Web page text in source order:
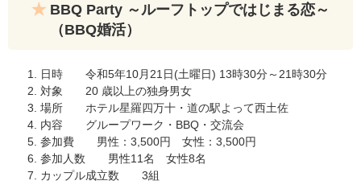
BBQ Party ～ルーフトップではじまる恋～
（BBQ婚活）
日時 令和5年10月21日(土曜日) 13時30分～21時30分
対象 20 歳以上の独身男女
場所 ホテル星羅四万十・道の駅よって西土佐
内容 グループワーク・BBQ・交流会
参加費 男性：3,500円 女性：3,500円
参加人数 男性11名 女性8名
カップル成立数 3組